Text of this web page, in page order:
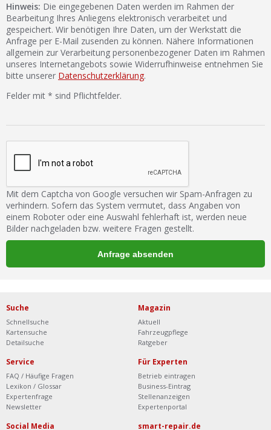
Hinweis: Die eingegebenen Daten werden im Rahmen der
Bearbeitung Ihres Anliegens elektronisch verarbeitet und
gespeichert. Wir benötigen Ihre Daten, um der Werkstatt die
Anfrage per E-Mail zusenden zu können. Nähere Informationen
allgemein zur Verarbeitung personenbezogener Daten im Rahmen
unseres Internetangebots sowie Widerrufhinweise entnehmen Sie
bitte unserer Datenschutzerklärung.
Felder mit * sind Pflichtfelder.
Mit dem Captcha von Google versuchen wir Spam-Anfragen zu
verhindern. Sofern das System vermutet, dass Angaben von
einem Roboter oder eine Auswahl fehlerhaft ist, werden neue
Bilder nachgeladen bzw. weitere Fragen gestellt.
Suche
Schnellsuche
Kartensuche
Detailsuche
Magazin
Aktuell
Fahrzeugpflege
Ratgeber
Service
FAQ / Häufige Fragen
Lexikon / Glossar
Expertenfrage
Newsletter
Für Experten
Betrieb eintragen
Business-Eintrag
Stellenanzeigen
Expertenportal
Social Media smart-repair.de